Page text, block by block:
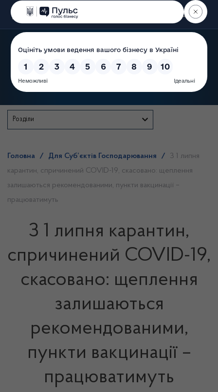
Пошук
Розділи
Головна / Для Суб’єктів Господарювання /
З 1 липня
карантин, спричинений COVID-19, скасовано: щеплення
залишаються рекомендованими, пункти вакцинації –
працюватимуть
З 1 липня карантин,
спричинений COVID-19,
скасовано: щеплення
залишаються
рекомендованими,
пункти вакцинації –
працюватимуть